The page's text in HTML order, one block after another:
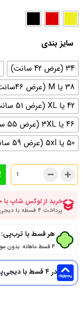
سایز بندی
34 (عرض 42 سانت)
38 یا M (عرض 46سانت)
42 یا XL (عرض 51 سانت)
46 یا 3XL (عرض 55 سانت)
50 یا 5xl (عرض 59 سانت)
هر قسط با ترب‌پی:
۴ قسط ماهانه. بدون سود، چک و ضامن.
در ۴ قسط با دیجی‌پی